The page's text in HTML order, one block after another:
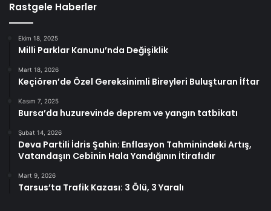
Rastgele Haberler
Ekim 18, 2025
Milli Parklar Kanunu’nda Değişiklik
Mart 18, 2026
Keçiören’de Özel Gereksinimli Bireyleri Buluşturan İftar
Kasım 7, 2025
Bursa’da huzurevinde deprem ve yangın tatbikatı
Şubat 14, 2026
Deva Partili İdris Şahin: Enflasyon Tahminindeki Artış,
Vatandaşın Cebinin Hala Yandığının İtirafıdır
Mart 9, 2026
Tarsus’ta Trafik Kazası: 3 Ölü, 3 Yaralı